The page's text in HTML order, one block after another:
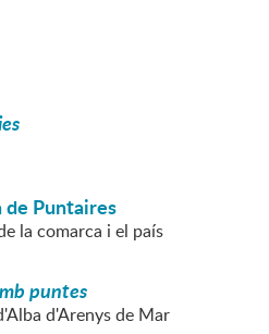
Puntaires
la comarca i el país
puntes
d'Arenys de Mar